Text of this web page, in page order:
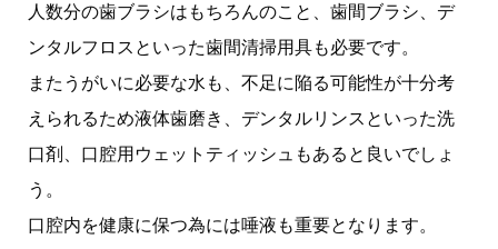
人数分の歯ブラシはもちろんのこと、歯間ブラシ、デ
ンタルフロスといった歯間清掃用具も必要です。
またうがいに必要な水も、不足に陥る可能性が十分考
えられるため液体歯磨き、デンタルリンスといった洗
口剤、口腔用ウェットティッシュもあると良いでしょ
う。
口腔内を健康に保つ為には唾液も重要となります。